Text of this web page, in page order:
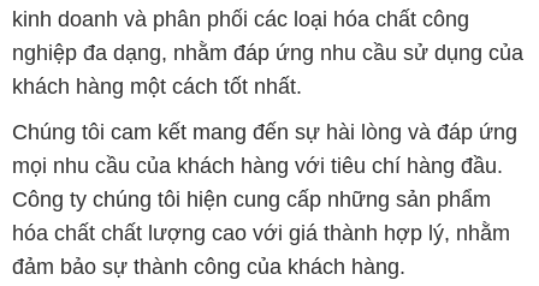
kinh doanh và phân phối các loại hóa chất công
nghiệp đa dạng, nhằm đáp ứng nhu cầu sử dụng của
khách hàng một cách tốt nhất.
Chúng tôi cam kết mang đến sự hài lòng và đáp ứng
mọi nhu cầu của khách hàng với tiêu chí hàng đầu.
Công ty chúng tôi hiện cung cấp những sản phẩm
hóa chất chất lượng cao với giá thành hợp lý, nhằm
đảm bảo sự thành công của khách hàng.